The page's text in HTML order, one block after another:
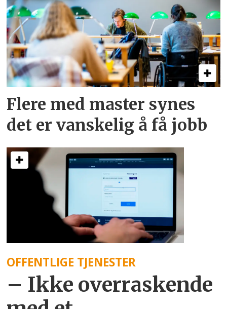
Flere med master synes
det er vanskelig å få jobb
OFFENTLIGE TJENESTER
– Ikke overraskende